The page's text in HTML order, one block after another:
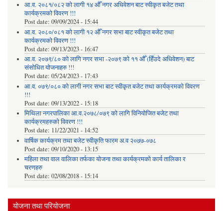
आ.व. २०८१/०८२ को लागी १४ औँ नगर अधिवेशन बाट स्वीकृत बजेट तथा
कार्यक्रमको विवरण !!!
Post date: 09/09/2024 - 15:44
आ.व. २०८०/०८१ को लागी १२ औँ नगर सभा बाट स्वीकृत बजेट तथा
कार्यक्रमको विवरण !!!
Post date: 09/13/2023 - 16:47
आ.व. २०७९/८० को लागि नगर सभा -२०७९ को ११ औँ (हिँउदे अधिवेशन) बाट
संसोधित योजनाहरु !!!
Post date: 05/24/2023 - 17:43
आ.व. ०७९/०८० को लागी नगर सभा बाट स्वीकृत बजेट तथा कार्यक्रमको विवरण
!!!
Post date: 09/13/2022 - 15:18
मिथिला नगरपालिका आ.व.२०७८/०७९ को लागि विनियोजित बजेट तथा
कार्यक्रमहरुको विवरण !!!
Post date: 11/22/2021 - 14:52
वार्षिक कार्यक्रम तथा बजेट स्वीकृति फारम अ.व २०७७-०७८
Post date: 09/10/2020 - 13:15
महिला तथा वाल वालिका तर्फका याेजना तथा कार्यक्रमकाे कार्य तालिका र
चरणहरु
Post date: 02/08/2018 - 15:14
योजना तथा परियोजना